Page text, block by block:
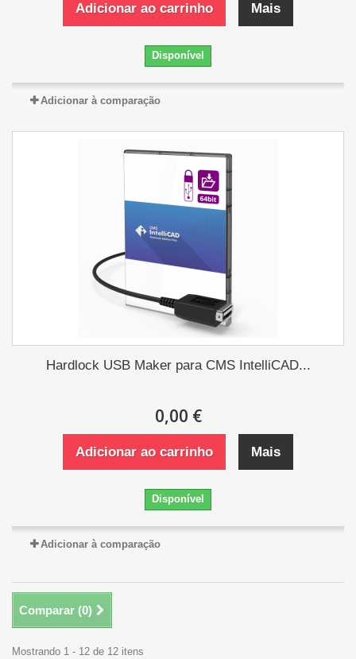
Adicionar ao carrinho Mais
Disponível
Adicionar à comparação
Hardlock USB Maker para CMS IntelliCAD...
0,00 €
Adicionar ao carrinho Mais
Disponível
Adicionar à comparação
Comparar (0)
Mostrando 1 - 12 de 12 itens